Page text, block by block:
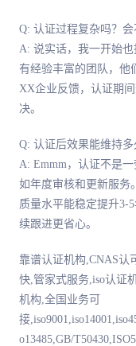
Q: 认证过程复杂吗？会
A: 说实话，我一开始也
有经验丰富的团队，他
XX企业反馈，认证期
决。
Q: 认证后效果能维持多
A: Emmm，认证不是
如年度审核和更新服务
质量水平能稳定提升3-
续跟进更省心。
靠谱认证机构,CNAS认
快,管家式服务,iso认证
机构,全国业务可
接
o13485,GB/